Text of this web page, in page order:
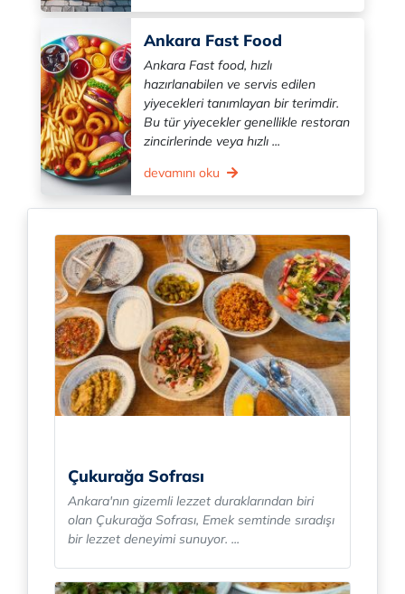
Ankara Fast Food
Ankara Fast food, hızlı
hazırlanabilen ve servis edilen
yiyecekleri tanımlayan bir terimdir.
Bu tür yiyecekler genellikle restoran
zincirlerinde veya hızlı ...
devamını oku
Çukurağa Sofrası
Ankara'nın gizemli lezzet duraklarından biri
olan Çukurağa Sofrası, Emek semtinde sıradışı
bir lezzet deneyimi sunuyor. ...